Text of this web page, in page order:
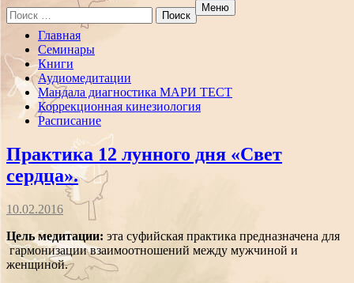
Search
for:
Меню
Перейти
содержанию
Главная
Семинары
Книги
Аудиомедитации
Мандала диагностика МАРИ ТЕСТ
Коррекционная кинезиология
Расписание
Практика 12 лунного дня «Свет
сердца».
10.02.2016
Цель медитации: эта суфийская практика предназначена для
гармонизации взаимоотношений между мужчиной и
женщиной.